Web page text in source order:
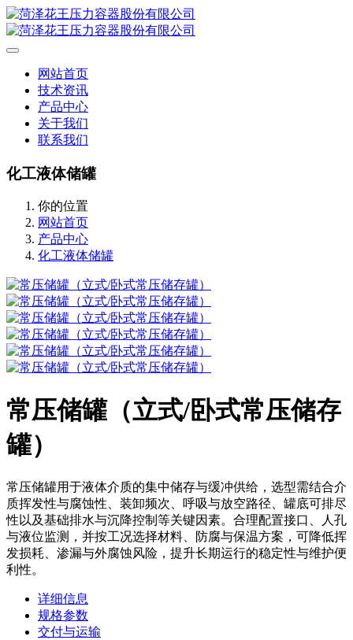
网站首页
技术资讯
产品中心
关于我们
联系我们
化工液体储罐
你的位置
网站首页
产品中心
化工液体储罐
常压储罐（立式/卧式常压储存
罐）
常压储罐用于液体介质的集中储存与缓冲供给，选型需结合介
质挥发性与腐蚀性、装卸频次、呼吸与放空路径、罐底可排尽
性以及基础排水与沉降控制等关键因素。合理配置接口、人孔
与液位监测，并按工况选择材料、防腐与保温方案，可降低挥
发损耗、渗漏与外腐蚀风险，提升长期运行的稳定性与维护便
利性。
详细信息
规格参数
交付与运输